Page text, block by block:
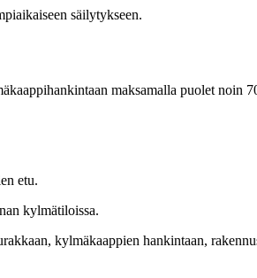
säilytykseen.
maksamalla puolet noin
etu.
kylmätiloissa.
kylmäkaappien hankintaan,